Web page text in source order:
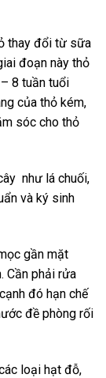
thay đổi từ sữa
đoạn này thỏ
8 tuần tuổi
của thỏ kém,
sóc cho thỏ
như lá chuối,
và ký sinh
gần mặt
Cần phải rửa
đó hạn chế
đề phòng rối
loại hạt đỗ,